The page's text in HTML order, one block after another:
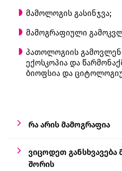
მამოლოგის გასინჯვა;
მამოგრაფიული
პათოლოგიის
ექოსკოპია და
ბიოფსია და
რა არის მამოგრაფია
ვიცოდეთ განსხვავება
შორის